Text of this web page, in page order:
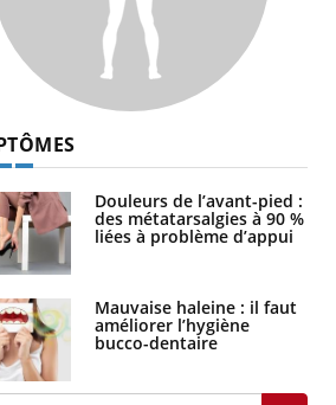
Douleurs de l’avant-pied :
des métatarsalgies à 90 %
liées à problème d’appui
Mauvaise haleine : il faut
améliorer l’hygiène
bucco-dentaire